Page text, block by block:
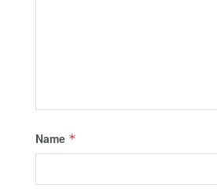
Name *